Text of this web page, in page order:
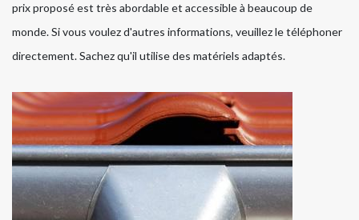
prix proposé est très abordable et accessible à beaucoup de
monde. Si vous voulez d'autres informations, veuillez le téléphoner
directement. Sachez qu'il utilise des matériels adaptés.